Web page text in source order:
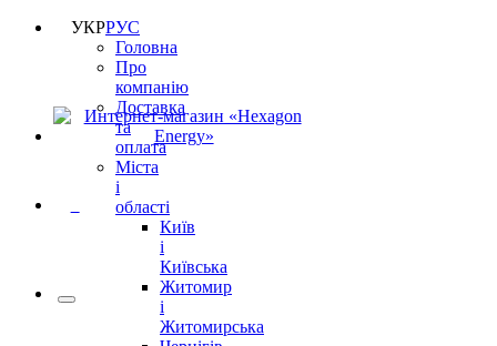
УКРРУС
Головна
Про
компанію
Доставка
та
оплата
Міста
і
області
Київ
і
Київська
Житомир
і
Житомирська